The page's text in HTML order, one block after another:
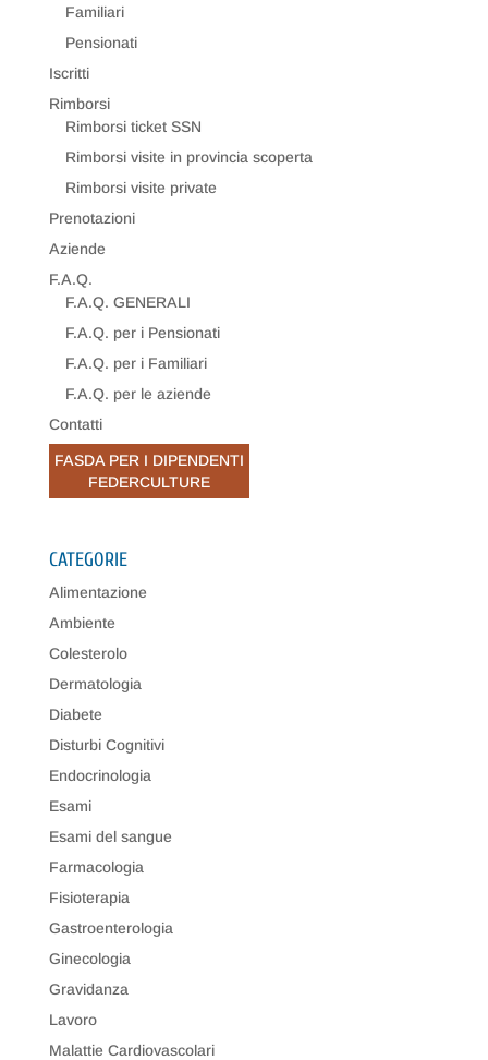
Familiari
Pensionati
Iscritti
Rimborsi
Rimborsi ticket SSN
Rimborsi visite in provincia scoperta
Rimborsi visite private
Prenotazioni
Aziende
F.A.Q.
F.A.Q. GENERALI
F.A.Q. per i Pensionati
F.A.Q. per i Familiari
F.A.Q. per le aziende
Contatti
FASDA PER I DIPENDENTI
FEDERCULTURE
CATEGORIE
Alimentazione
Ambiente
Colesterolo
Dermatologia
Diabete
Disturbi Cognitivi
Endocrinologia
Esami
Esami del sangue
Farmacologia
Fisioterapia
Gastroenterologia
Ginecologia
Gravidanza
Lavoro
Malattie Cardiovascolari